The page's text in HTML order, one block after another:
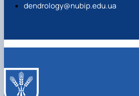
dendrology@nubip.edu.ua